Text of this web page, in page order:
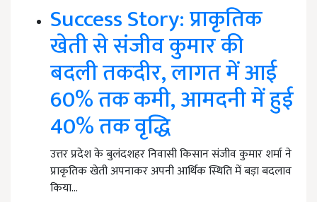
Success Story: प्राकृतिक
खेती से संजीव कुमार की
बदली तकदीर, लागत में आई
60% तक कमी, आमदनी में हुई
40% तक वृद्धि
उत्तर प्रदेश के बुलंदशहर निवासी किसान संजीव कुमार शर्मा ने
प्राकृतिक खेती अपनाकर अपनी आर्थिक स्थिति में बड़ा बदलाव
किया…